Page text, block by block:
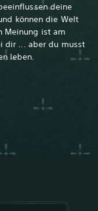
deine
können die Welt
Meinung ist am
dir ... aber du musst
leben.